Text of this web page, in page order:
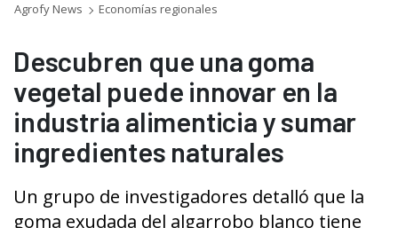
Agrofy News Economías regionales
Descubren que una goma
vegetal puede innovar en la
industria alimenticia y sumar
ingredientes naturales
Un grupo de investigadores detalló que la
goma exudada del algarrobo blanco tiene